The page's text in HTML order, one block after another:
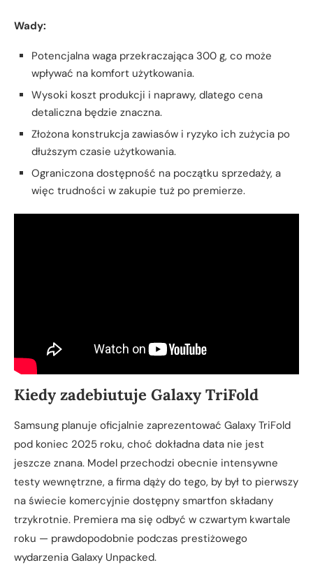
Wady:
Potencjalna waga przekraczająca 300 g, co może
wpływać na komfort użytkowania.
Wysoki koszt produkcji i naprawy, dlatego cena
detaliczna będzie znaczna.
Złożona konstrukcja zawiasów i ryzyko ich zużycia po
dłuższym czasie użytkowania.
Ograniczona dostępność na początku sprzedaży, a
więc trudności w zakupie tuż po premierze.
Kiedy zadebiutuje Galaxy TriFold
Samsung planuje oficjalnie zaprezentować Galaxy TriFold
pod koniec 2025 roku, choć dokładna data nie jest
jeszcze znana. Model przechodzi obecnie intensywne
testy wewnętrzne, a firma dąży do tego, by był to pierwszy
na świecie komercyjnie dostępny smartfon składany
trzykrotnie. Premiera ma się odbyć w czwartym kwartale
roku — prawdopodobnie podczas prestiżowego
wydarzenia Galaxy Unpacked.